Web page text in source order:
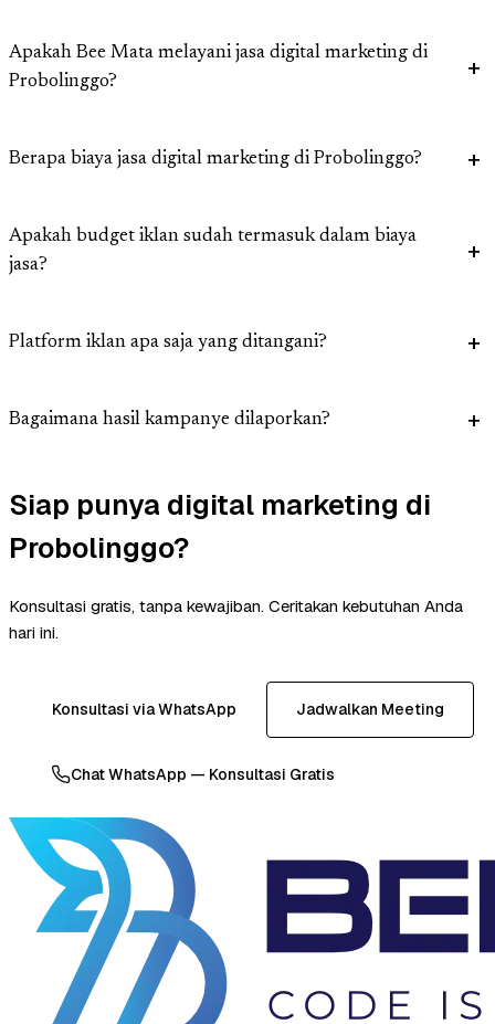
Apakah Bee Mata melayani jasa digital marketing di
Probolinggo?
Berapa biaya jasa digital marketing di Probolinggo?
Apakah budget iklan sudah termasuk dalam biaya
jasa?
Platform iklan apa saja yang ditangani?
Bagaimana hasil kampanye dilaporkan?
Siap punya digital marketing di
Probolinggo?
Konsultasi gratis, tanpa kewajiban. Ceritakan kebutuhan Anda
hari ini.
Konsultasi via WhatsApp Jadwalkan Meeting
Chat WhatsApp — Konsultasi Gratis